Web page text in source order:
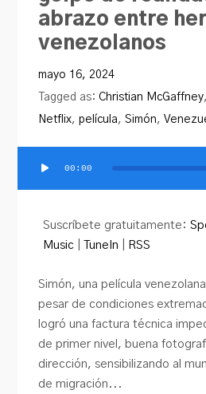
abrazo entre
venezolanos
mayo 16, 2024
Tagged as:Christian McGaffney,
Netflix,película,Simón,
Reproductor
00:00
Suscríbete gratuitamente:
Music |TuneIn RSS
Simón, una película
pesar de condiciones
logró una factura técnica
de primer nivel, buena
dirección, sensibilizando al
de migración...